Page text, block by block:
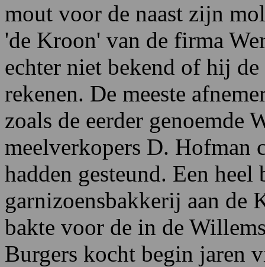
mout voor de naast zijn
'de Kroon' van de firma
echter niet bekend of hij
rekenen. De meeste
zoals de eerder genoemde
meelverkopers D. Hofman
hadden gesteund. Een
garnizoensbakkerij aan de
bakte voor de in de
Burgers kocht begin jaren